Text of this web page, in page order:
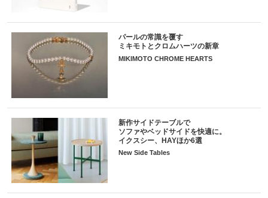
パールの常識を覆す
ミキモトとクロムハーツの新章
MIKIMOTO CHROME HEARTS
新作サイドテーブルで
ソファやベッドサイドを快適に。
イクスシー、HAYほか6選
New Side Tables